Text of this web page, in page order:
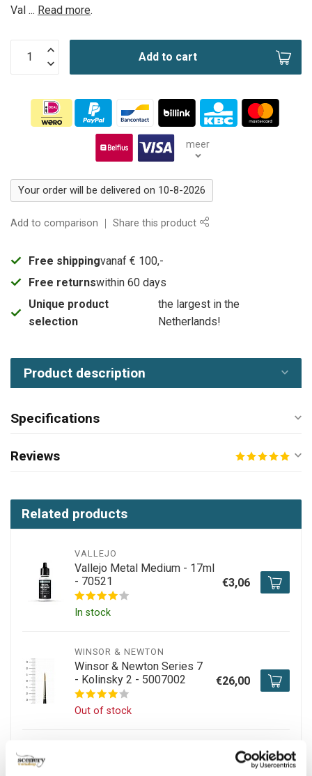
Val ... Read more.
Add to cart
meer
Your order will be delivered on 10-8-2026
Add to comparison Share this product
Free shippingvanaf € 100,-
Free returnswithin 60 days
Unique product
selection
the largest in the
Netherlands!
Product description
Specifications
Reviews
Related products
VALLEJO
Vallejo Metal Medium - 17ml
- 70521
In stock
€3,06
WINSOR & NEWTON
Winsor & Newton Series 7
- Kolinsky 2 - 5007002
Out of stock
€26,00